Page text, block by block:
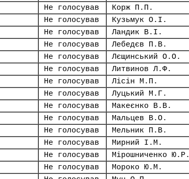
Не голосував Корж П.П.
Не голосував Кузьмук О.І.
Не голосував Ландик В.І.
Не голосував Лебедєв П.В.
Не голосував Лєщинський О.О.
Не голосував Литвинов Л.Ф.
Не голосував Лісін М.П.
Не голосував Луцький М.Г.
Не голосував Макеєнко В.В.
Не голосував Мальцев В.О.
Не голосував Мельник П.В.
Не голосував Мирний І.М.
Не голосував Мірошниченко Ю.Р.
Не голосував Мороко Ю.М.